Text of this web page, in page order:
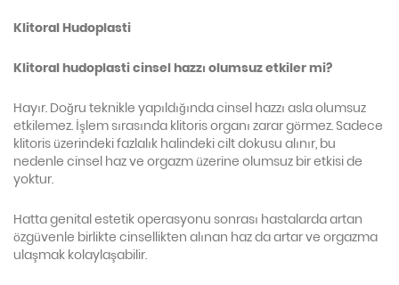
Klitoral Hudoplasti
Klitoral hudoplasti cinsel hazzı olumsuz etkiler mi?
Hayır. Doğru teknikle yapıldığında cinsel hazzı asla olumsuz
etkilemez. İşlem sırasında klitoris organı zarar görmez. Sadece
klitoris üzerindeki fazlalık halindeki cilt dokusu alınır, bu
nedenle cinsel haz ve orgazm üzerine olumsuz bir etkisi de
yoktur.
Hatta genital estetik operasyonu sonrası hastalarda artan
özgüvenle birlikte cinsellikten alınan haz da artar ve orgazma
ulaşmak kolaylaşabilir.